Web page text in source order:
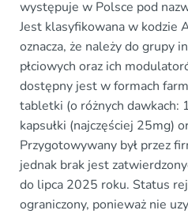
występuje w Polsce pod
Jest klasyfikowana w kodzie
oznacza, że należy do grupy
płciowych oraz ich
dostępny jest w formach
tabletki (o różnych dawkach:
kapsułki (najczęściej 25mg)
Przygotowywany był przez
jednak brak jest
do lipca 2025 roku. Status
ograniczony, ponieważ nie